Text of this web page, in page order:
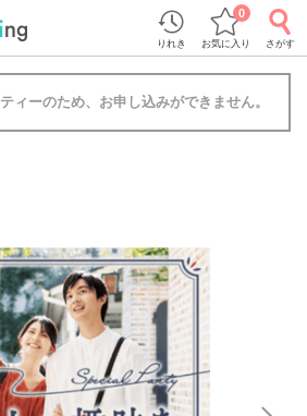
りれき お気に入り
0
さがす
ィーのため、お申し込みができません。